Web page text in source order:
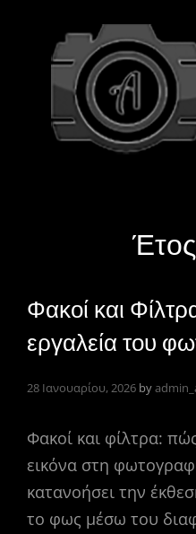
Φακοί και
εργαλεία του
28 Ιανουαρίου, 2026 by
Φακοί και φίλτρα:
εικόνα στη
κατανοήσει την
το φως μέσω του